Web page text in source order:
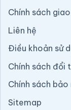
Chính sách
Liên hệ
Điều khoản sử
Chính sách đổi
Chính sách
Sitemap